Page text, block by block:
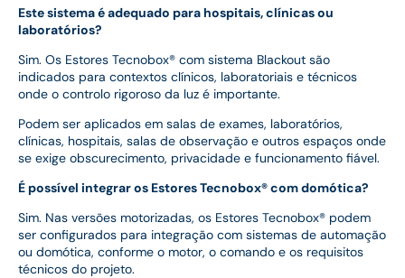
Este sistema é adequado para hospitais, clínicas ou
laboratórios?
Sim. Os Estores Tecnobox® com sistema Blackout são
indicados para contextos clínicos, laboratoriais e técnicos
onde o controlo rigoroso da luz é importante.
Podem ser aplicados em salas de exames, laboratórios,
clínicas, hospitais, salas de observação e outros espaços onde
se exige obscurecimento, privacidade e funcionamento fiável.
É possível integrar os Estores Tecnobox® com domótica?
Sim. Nas versões motorizadas, os Estores Tecnobox® podem
ser configurados para integração com sistemas de automação
ou domótica, conforme o motor, o comando e os requisitos
técnicos do projeto.